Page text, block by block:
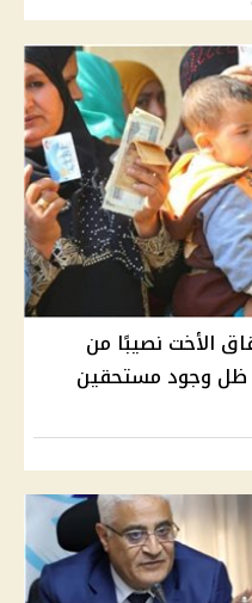
الأخت نصيبًا من
وجود مستحقين